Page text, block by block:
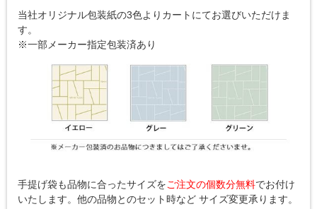
当社オリジナル包装紙の3色よりカートにてお選びいただけま
す。
※一部メーカー指定包装済あり
手提げ袋も品物に合ったサイズをご注文の個数分無料でお付け
いたします。他の品物とのセット時など サイズ変更承ります。